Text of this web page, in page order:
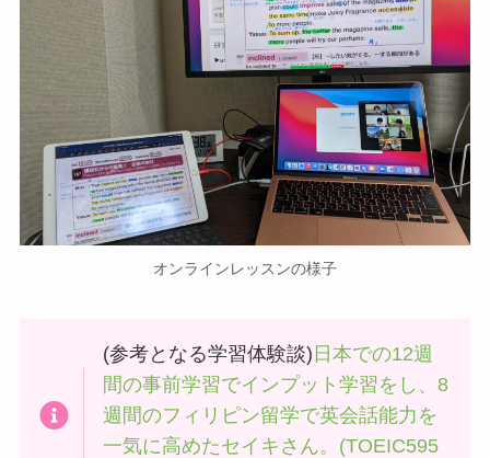
オンラインレッスンの様子
(参考となる学習体験談) 日本での12週
間の事前学習でインプット学習をし、8
週間のフィリピン留学で英会話能力を
一気に高めたセイキさん。(TOEIC595